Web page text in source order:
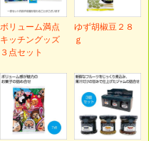
ボリューム満点
キッチングッズ
３点セット
ゆず胡椒豆２８
ｇ